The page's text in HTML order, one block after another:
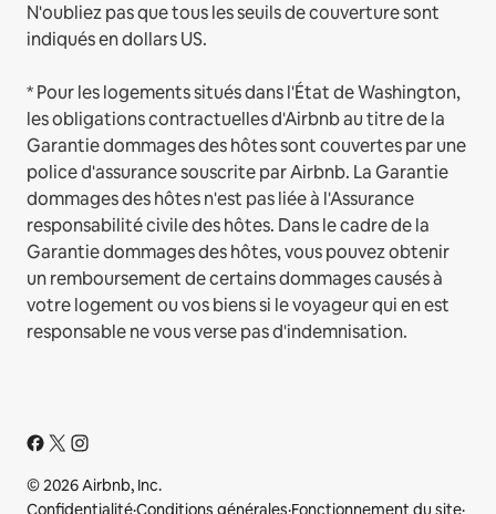
N'oubliez pas que tous les seuils de couverture sont
indiqués en dollars US.
* Pour les logements situés dans l'État de Washington,
les obligations contractuelles d'Airbnb au titre de la
Garantie dommages des hôtes sont couvertes par une
police d'assurance souscrite par Airbnb. La Garantie
dommages des hôtes n'est pas liée à l'Assurance
responsabilité civile des hôtes. Dans le cadre de la
Garantie dommages des hôtes, vous pouvez obtenir
un remboursement de certains dommages causés à
votre logement ou vos biens si le voyageur qui en est
responsable ne vous verse pas d'indemnisation.
© 2026 Airbnb, Inc.
Confidentialité·Conditions générales·Fonctionnement du site·